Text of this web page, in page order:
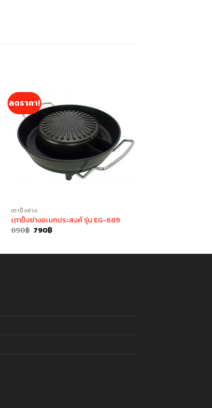
ลดราคา!
เตาปิ้งย่าง
เตาปิ้งย่างอเนกประสงค์ รุ่น EG-689
890฿ Original
price
790฿Current